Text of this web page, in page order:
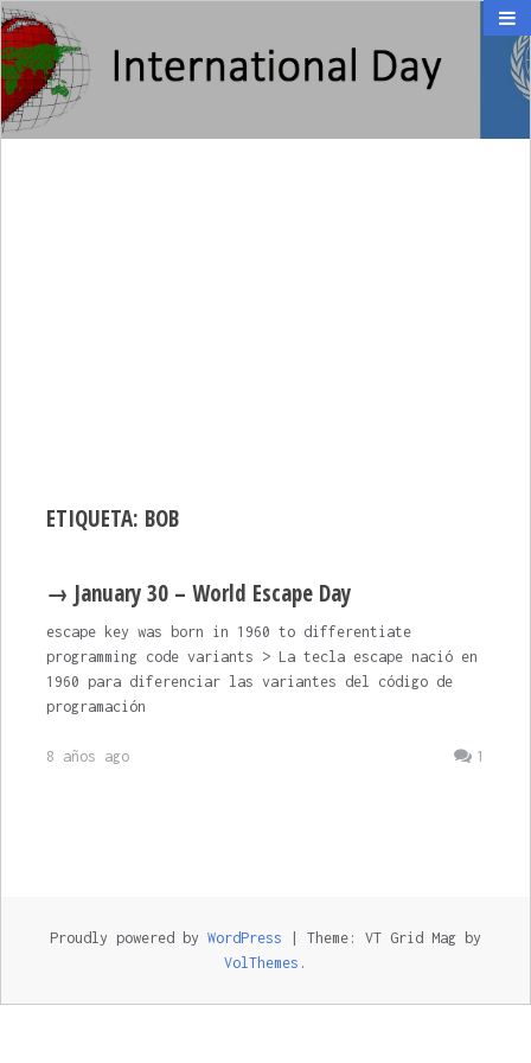
INTERNATIONAL DAY
día internacional
ETIQUETA: BOB
→ January 30 – World Escape Day
escape key was born in 1960 to differentiate
programming code variants > La tecla escape nació en
1960 para diferenciar las variantes del código de
programación
1
8 años ago
Proudly powered by WordPress
Theme: VT Grid Mag by
VolThemes .